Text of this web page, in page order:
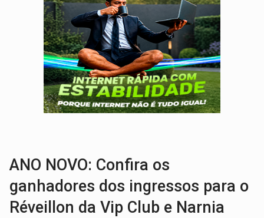
COLEGIADO:Brasil e Rússia discutem energia nuclear, defesa e
URGENTE:Colisão entre caminhão e carro deixa quatro mortos e um em
ENCONTRO:Amazônia Negra ganha projeção nacional com participação de
PREVISÃO:Porto Velho tem chances de chuvas isoladas nesta
SINDICATOS UNIDOS:Assembleia Geral delibera greve da educação
ANO NOVO: Confira os
ganhadores dos ingressos para o
Réveillon da Vip Club e Narnia